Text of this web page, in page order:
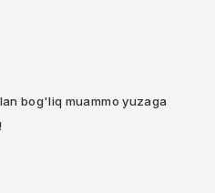
bog'liq muammo yuzaga